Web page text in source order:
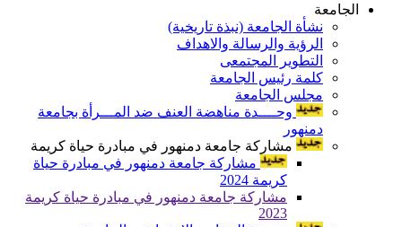
الجامعة
نشأة الجامعة (نبذة تاريخية)
الرؤية والرسالة والاهداف
التطوير المجتمعى
كلمة رئيس الجامعة
مجلس الجامعة
وحــــدة مناهضة العنف ضد المـــرأة بجامعة
دمنهور
مشاركة جامعة دمنهور في مبادرة حياة كريمة
مشاركة جامعة دمنهور في مبادرة حياة
كريمة 2024
مشاركة جامعة دمنهور في مبادرة حياة كريمة
2023